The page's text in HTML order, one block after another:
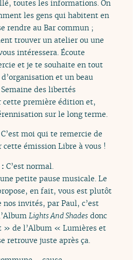
toutes les informations. On
les gens qui habitent en
rendre au Bar commun ;
trouver un atelier ou une
intéressera. Écoute
et je te souhaite en tout
et un beau
des libertés
cette première édition et,
sur le long terme.
C’est moi qui te remercie de
émission Libre à vous !
:C’est normal.
petite pause musicale. Le
en fait, vous est plutôt
nos invités, par Paul, c’est
Lights And Shades donc
» de l’Album « Lumières et
retrouve juste après ça.